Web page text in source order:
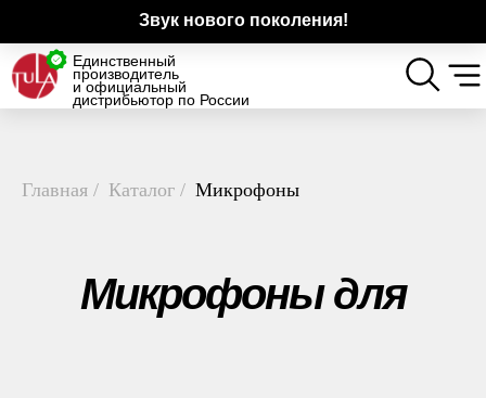
Звук нового поколения!
Единственный
производитель
и официальный
дистрибьютор по России
Главная / Каталог / Микрофоны
Микрофоны для